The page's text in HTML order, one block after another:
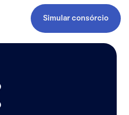
Simular consórcio